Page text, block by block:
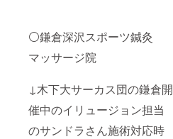
⚪鎌倉深沢スポーツ鍼灸
マッサージ院
↓木下大サーカス団の鎌倉開
催中のイリュージョン担当
のサンドラさん施術対応時